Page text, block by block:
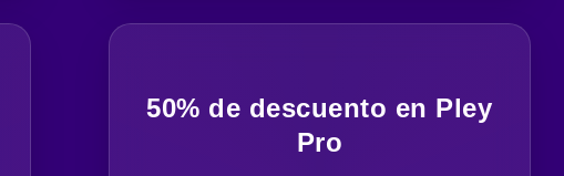
50% de descuento en Pley
Pro